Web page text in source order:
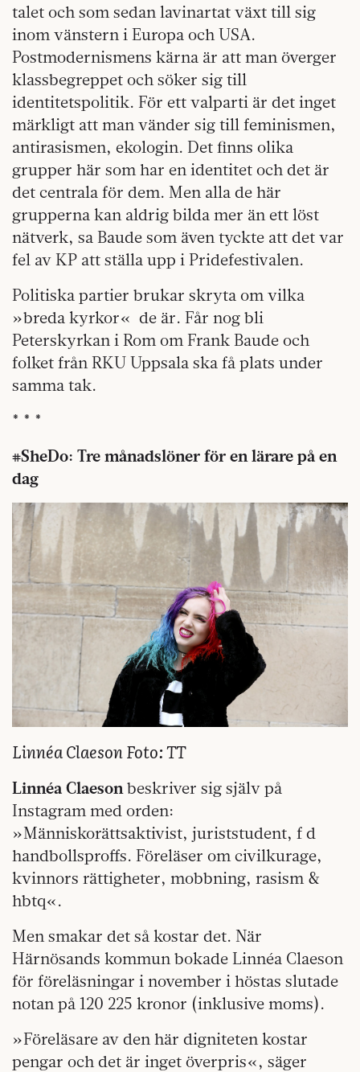
talet och som sedan lavinartat växt till sig
inom vänstern i Europa och USA.
Postmodernismens kärna är att man överger
klassbegreppet och söker sig till
identitetspolitik. För ett valparti är det inget
märkligt att man vänder sig till feminismen,
antirasismen, ekologin. Det finns olika
grupper här som har en identitet och det är
det centrala för dem. Men alla de här
grupperna kan aldrig bilda mer än ett löst
nätverk, sa Baude som även tyckte att det var
fel av KP att ställa upp i Pridefestivalen.
Politiska partier brukar skryta om vilka
»breda kyrkor« de är. Får nog bli
Peterskyrkan i Rom om Frank Baude och
folket från RKU Uppsala ska få plats under
samma tak.
* * *
#SheDo: Tre månadslöner för en lärare på en
dag
Linnéa Claeson Foto: TT
Linnéa Claeson beskriver sig själv på
Instagram med orden:
»Människorättsaktivist, juriststudent, f d
handbollsproffs. Föreläser om civilkurage,
kvinnors rättigheter, mobbning, rasism &
hbtq«.
Men smakar det så kostar det. När
Härnösands kommun bokade Linnéa Claeson
för föreläsningar i november i höstas slutade
notan på 120 225 kronor (inklusive moms).
»Föreläsare av den här digniteten kostar
pengar och det är inget överpris«, säger